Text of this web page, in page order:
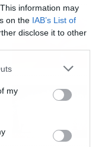
information may
on the IAB’s List of
disclose it to other
one or more Google
You may click to
third-party tags to
in below Google
my